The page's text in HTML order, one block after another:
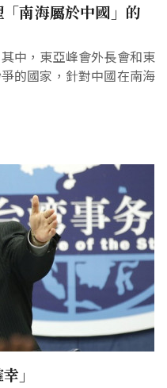
南海屬於中國」的
中，東亞峰會外長會和東
的國家，針對中國在南海
」